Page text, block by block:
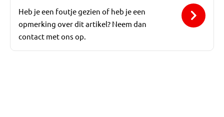
Heb je een foutje gezien of heb je een
opmerking over dit artikel? Neem dan
contact met ons op.